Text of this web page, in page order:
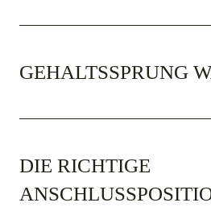
GEHALTSSPRUNG
DIE RICHTIGE